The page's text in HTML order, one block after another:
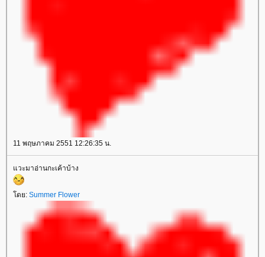
11 พฤษภาคม 2551 12:26:35 น.
วะมาอ่านกะเค้าบ้าง
ดย: Summer Flower